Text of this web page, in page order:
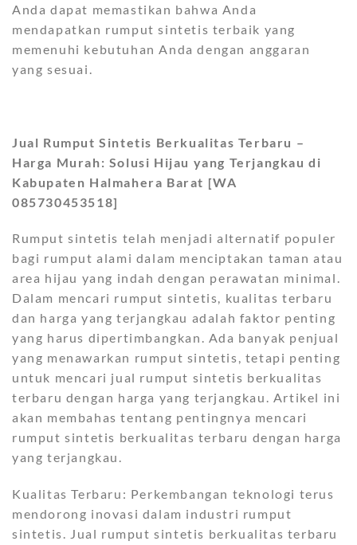
Anda dapat memastikan bahwa Anda
mendapatkan rumput sintetis terbaik yang
memenuhi kebutuhan Anda dengan anggaran
yang sesuai.
Jual Rumput Sintetis Berkualitas Terbaru –
Harga Murah: Solusi Hijau yang Terjangkau di
Kabupaten Halmahera Barat [WA
085730453518]
Rumput sintetis telah menjadi alternatif populer
bagi rumput alami dalam menciptakan taman atau
area hijau yang indah dengan perawatan minimal.
Dalam mencari rumput sintetis, kualitas terbaru
dan harga yang terjangkau adalah faktor penting
yang harus dipertimbangkan. Ada banyak penjual
yang menawarkan rumput sintetis, tetapi penting
untuk mencari jual rumput sintetis berkualitas
terbaru dengan harga yang terjangkau. Artikel ini
akan membahas tentang pentingnya mencari
rumput sintetis berkualitas terbaru dengan harga
yang terjangkau.
Kualitas Terbaru: Perkembangan teknologi terus
mendorong inovasi dalam industri rumput
sintetis. Jual rumput sintetis berkualitas terbaru